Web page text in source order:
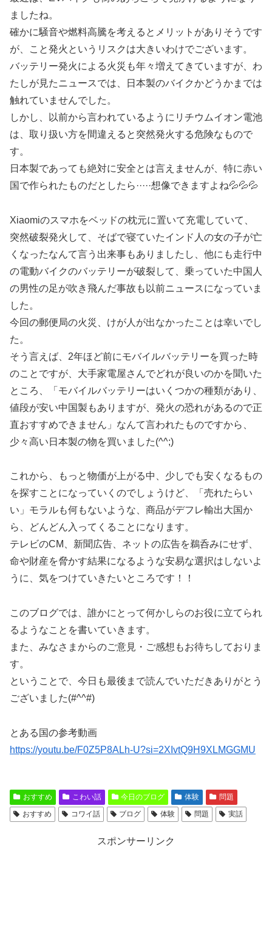
ましたね。
確かに騒音や燃料高騰を考えるとメリットがありそうです
が、こと発火というリスクは大きいわけでございます。
バッテリー発火による火災も年々増えてきていますが、わ
たしが見たニュースでは、日本製のバイクかどうかまでは
触れていませんでした。
しかし、以前から言われているようにリチウムイオン電池
は、取り扱い方を間違えると突然発火する危険なもので
す。
日本製であっても絶対に安全とは言えませんが、特に赤い
国で作られたものだとしたら·····想像できますよね💦💦💦
Xiaomiのスマホをベッドの枕元に置いて充電していて、
突然破裂発火して、そばで寝ていたインド人の女の子が亡
くなったなんて言う出来事もありましたし、他にも走行中
の電動バイクのバッテリーが破裂して、乗っていた中国人
の男性の足が吹き飛んだ事故も以前ニュースになっていま
した。
今回の郵便局の火災、けが人が出なかったことは幸いでし
た。
そう言えば、2年ほど前にモバイルバッテリーを買った時
のことですが、大手家電屋さんでどれが良いのかを聞いた
ところ、「モバイルバッテリーはいくつかの種類があり、
値段が安い中国製もありますが、発火の恐れがあるので正
直おすすめできません」なんて言われたものですから、
少々高い日本製の物を買いました(^^;)
これから、もっと物価が上がる中、少しでも安くなるもの
を探すことになっていくのでしょうけど、「売れたらい
い」モラルも何もないような、商品がデフレ輸出大国か
ら、どんどん入ってくることになります。
テレビのCM、新聞広告、ネットの広告を鵜呑みにせず、
命や財産を脅かす結果になるような安易な選択はしないよ
うに、気をつけていきたいところです！！
このブログでは、誰かにとって何かしらのお役に立てられ
るようなことを書いていきます。
また、みなさまからのご意見・ご感想もお待ちしておりま
す。
ということで、今日も最後まで読んでいただきありがとう
ございました(#^^#)
とある国の参考動画
https://youtu.be/F0Z5P8ALh-U?si=2XIvtQ9H9XLMGGMU
おすすめ こわい話 今日のブログ 体験
問題
おすすめ
コワイ話 ブログ 体験 問題 実話
スポンサーリンク